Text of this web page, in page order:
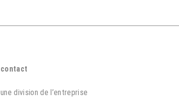
contact
une division de l’entreprise